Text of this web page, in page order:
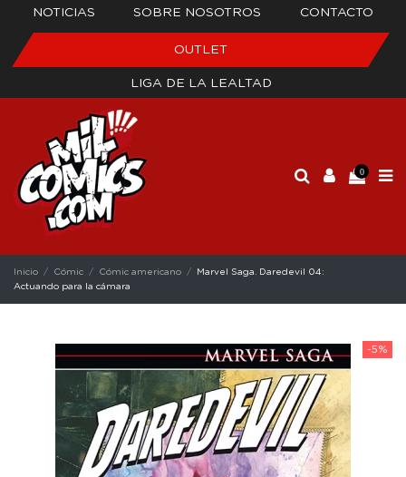
NOTICIAS SOBRE NOSOTROS CONTACTO
OUTLET
LIGA DE LA LEALTAD
0
Inicio Cómic Cómic americano
Marvel Saga. Daredevil 04:
Actuando para la cámara
-5%